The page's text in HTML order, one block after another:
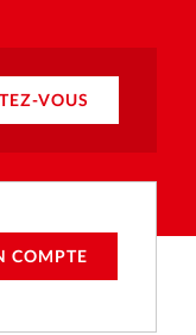
VOUS
COMPTE